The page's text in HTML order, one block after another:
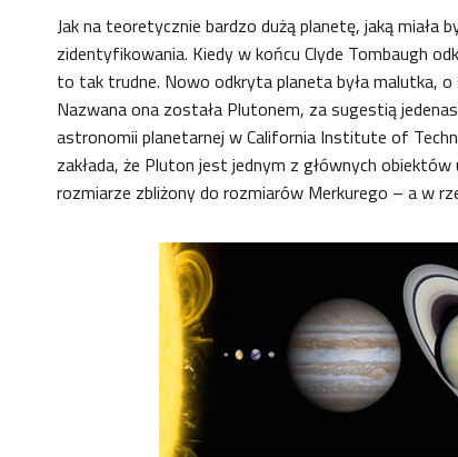
Jak na teoretycznie bardzo dużą planetę, jaką miała
zidentyfikowania. Kiedy w końcu Clyde Tombaugh
to tak trudne. Nowo odkryta planeta była malutka,
Nazwana ona została Plutonem, za sugestią
astronomii planetarnej w California Institute of
zakłada, że Pluton jest jednym z głównych
rozmiarze zbliżony do rozmiarów Merkurego – a w